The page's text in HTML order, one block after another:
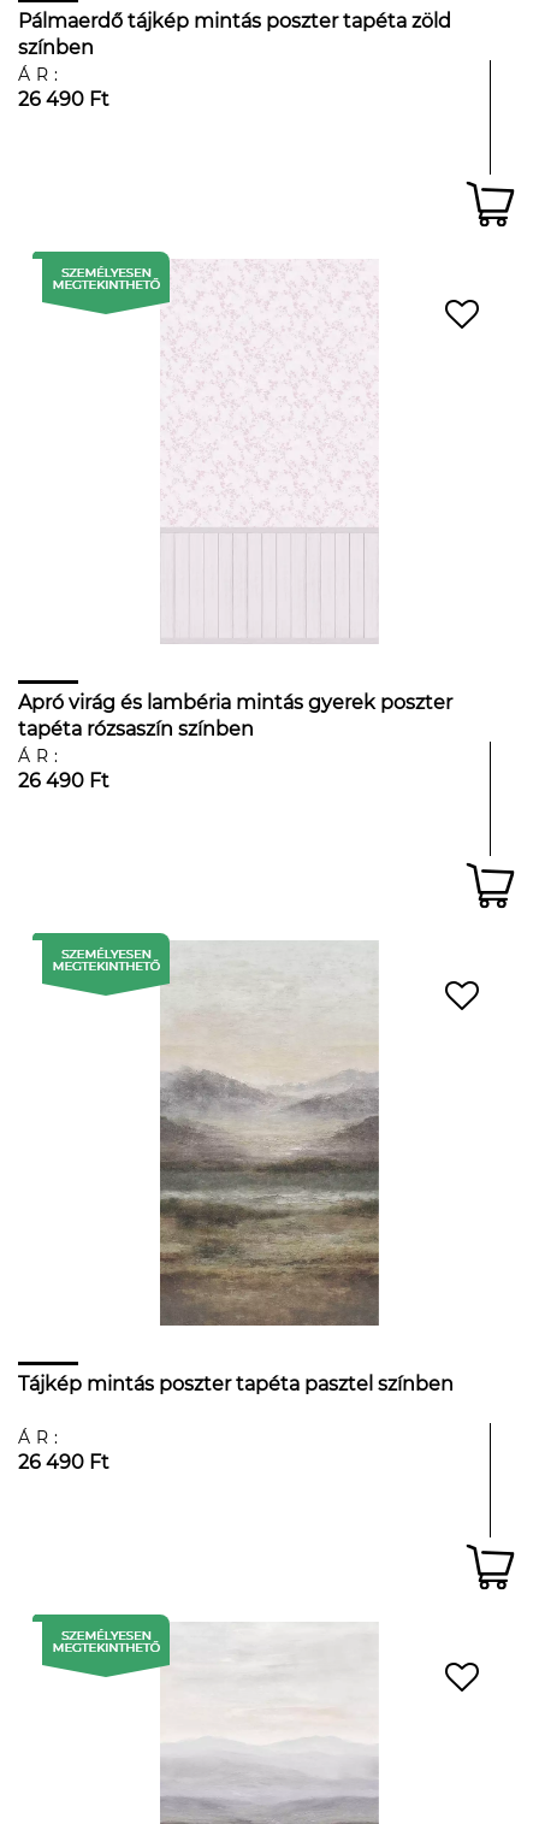
Pálmaerdő tájkép mintás poszter tapéta zöld
színben
ÁR:
26 490 Ft
Apró virág és lambéria mintás gyerek poszter
tapéta rózsaszín színben
ÁR:
26 490 Ft
Tájkép mintás poszter tapéta pasztel színben
ÁR:
26 490 Ft